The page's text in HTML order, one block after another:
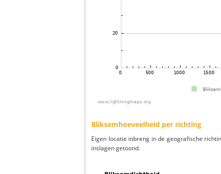
Bliksemhoeveelheid per richting
Eigen locatie inbreng in de geografische
inslagen getoond.